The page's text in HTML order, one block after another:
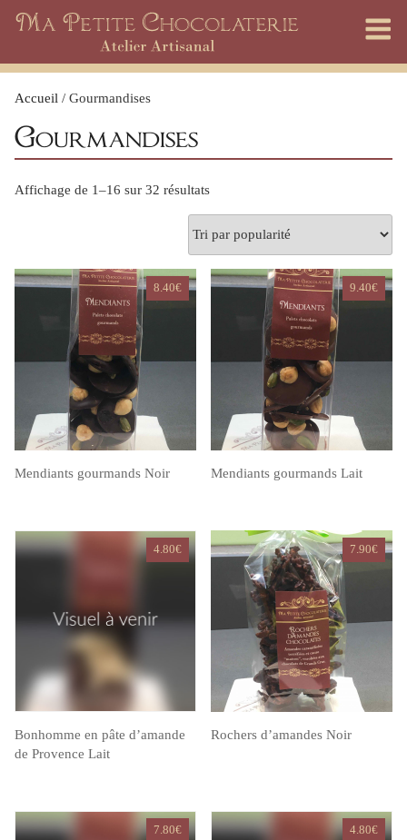
Skip
Accueil / Gourmandises
Gourmandises
Affichage de 1–16 sur 32 résultatsTrié
popularité
Mendiants gourmands Noir
8.40€
Mendiants gourmands Lait
9.40€
Bonhomme en pâte d’amande
de Provence Lait
4.80€
Rochers d’amandes Noir
7.90€
7.80€ 4.80€